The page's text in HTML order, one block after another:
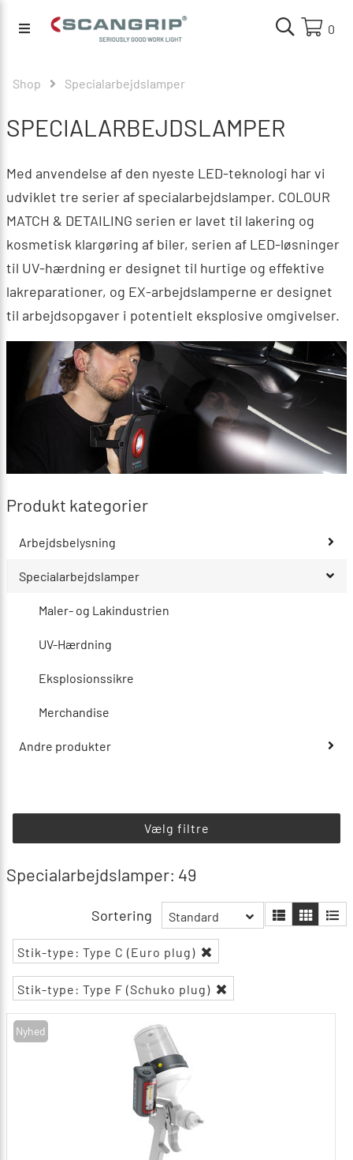
0
Shop Specialarbejdslamper
SPECIALARBEJDSLAMPER
Med anvendelse af den nyeste LED-teknologi har vi
udviklet tre serier af specialarbejdslamper. COLOUR
MATCH & DETAILING serien er lavet til lakering og
kosmetisk klargøring af biler, serien af LED-løsninger
til UV-hærdning er designet til hurtige og effektive
lakreparationer, og EX-arbejdslamperne er designet
til arbejdsopgaver i potentielt eksplosive omgivelser.
Produkt kategorier
Arbejdsbelysning
Specialarbejdslamper
Maler- og Lakindustrien
UV-Hærdning
Eksplosionssikre
Merchandise
Andre produkter
Vælg filtre
Specialarbejdslamper: 49
Sortering Standard
Stik-type: Type C (Euro plug)
Stik-type: Type F (Schuko plug)
Nyhed